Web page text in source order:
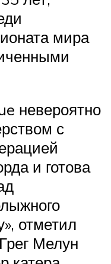
мира
невероятно
с
и готова
отметил
Мелун